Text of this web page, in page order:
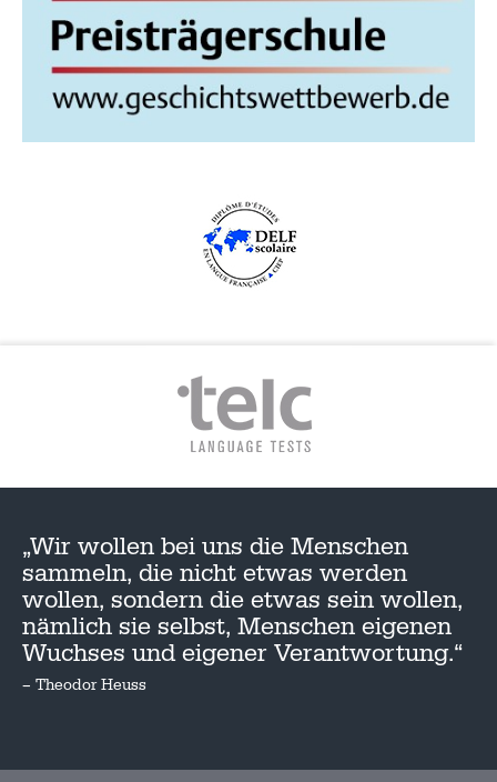
„Wir wollen bei uns die Menschen
sammeln, die nicht etwas werden
wollen, sondern die etwas sein wollen,
nämlich sie selbst, Menschen eigenen
Wuchses und eigener Verantwortung.“
– Theodor Heuss